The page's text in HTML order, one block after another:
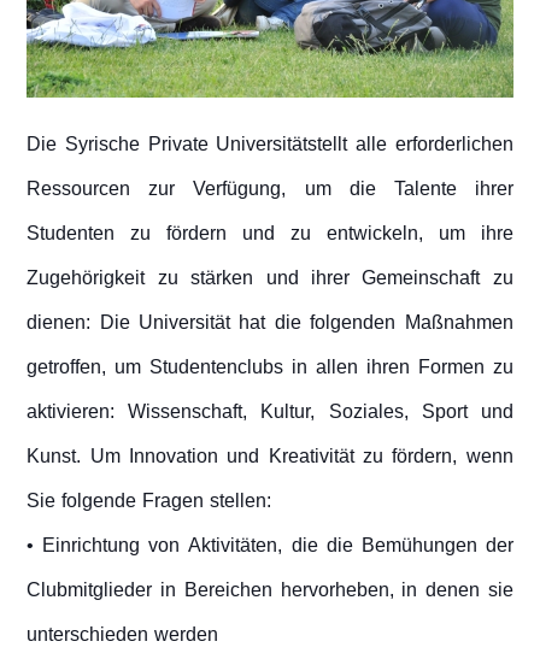
Die Syrische Private Universitätstellt alle erforderlichen
Ressourcen zur Verfügung, um die Talente ihrer
Studenten zu fördern und zu entwickeln, um ihre
Zugehörigkeit zu stärken und ihrer Gemeinschaft zu
dienen: Die Universität hat die folgenden Maßnahmen
getroffen, um Studentenclubs in allen ihren Formen zu
aktivieren: Wissenschaft, Kultur, Soziales, Sport und
Kunst. Um Innovation und Kreativität zu fördern, wenn
Sie folgende Fragen stellen:
• Einrichtung von Aktivitäten, die die Bemühungen der
Clubmitglieder in Bereichen hervorheben, in denen sie
unterschieden werden